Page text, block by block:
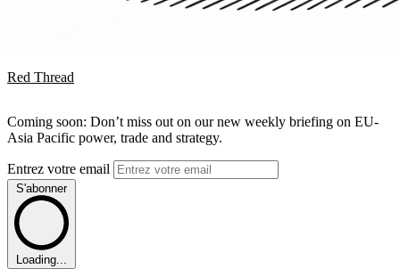
Red Thread
Coming soon: Don’t miss out on our new weekly briefing on EU-
Asia Pacific power, trade and strategy.
Entrez votre email
S'abonner
Loading...